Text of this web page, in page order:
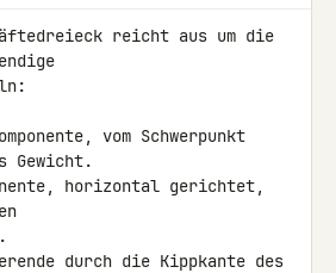
reicht aus um die
vom Schwerpunkt
Gewicht.
horizontal gerichtet,
durch die Kippkante des